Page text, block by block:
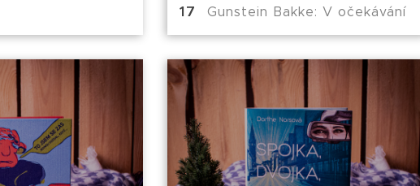
Gunstein Bakke: V očekávání